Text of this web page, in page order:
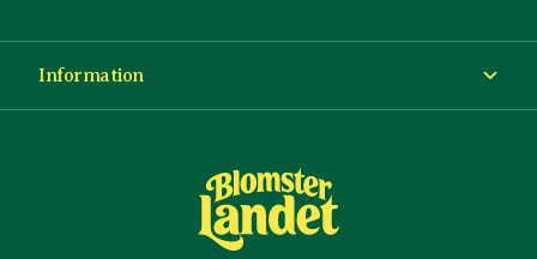
Information
Köp- och leveransvillkor